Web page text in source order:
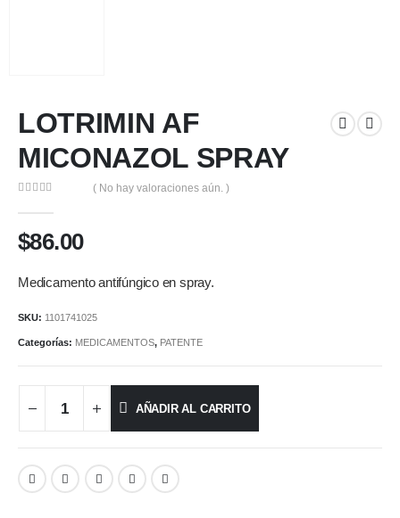
LOTRIMIN AF
MICONAZOL SPRAY
( No hay valoraciones aún. )
$86.00
Medicamento antifúngico en spray.
SKU: 1101741025
Categorías: MEDICAMENTOS, PATENTE
AÑADIR AL CARRITO